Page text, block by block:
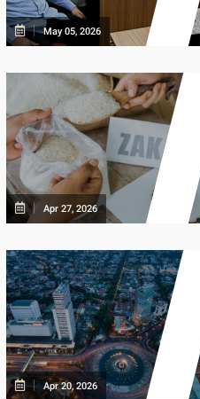
May 05, 2026
Apr 27, 2026
Apr 20, 2026